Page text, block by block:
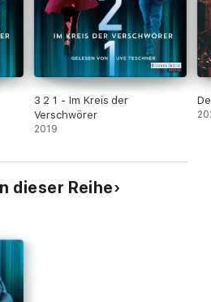
3 2 1 - Im Kreis der
Verschwörer
2019
dieser Reihe